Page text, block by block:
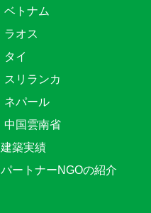
ベトナム
ラオス
タイ
スリランカ
ネパール
中国雲南省
建築実績
パートナーNGOの紹介